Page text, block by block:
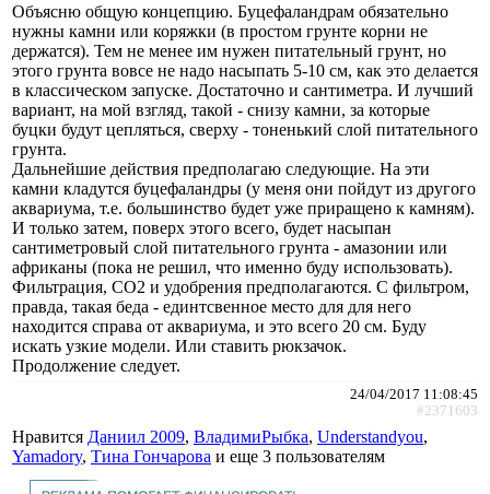
Объясню общую концепцию. Буцефаландрам обязательно
нужны камни или коряжки (в простом грунте корни не
держатся). Тем не менее им нужен питательный грунт, но
этого грунта вовсе не надо насыпать 5-10 см, как это делается
в классическом запуске. Достаточно и сантиметра. И лучший
вариант, на мой взгляд, такой - снизу камни, за которые
буцки будут цепляться, сверху - тоненький слой питательного
грунта.
Дальнейшие действия предполагаю следующие. На эти
камни кладутся буцефаландры (у меня они пойдут из другого
аквариума, т.е. большинство будет уже приращено к камням).
И только затем, поверх этого всего, будет насыпан
сантиметровый слой питательного грунта - амазонии или
африканы (пока не решил, что именно буду использовать).
Фильтрация, СО2 и удобрения предполагаются. С фильтром,
правда, такая беда - единтсвенное место для для него
находится справа от аквариума, и это всего 20 см. Буду
искать узкие модели. Или ставить рюкзачок.
Продолжение следует.
24/04/2017 11:08:45
#2371603
Нравится Даниил 2009, ВладимиРыбка, Understandyou,
Yamadory, Тина Гончарова и еще 3 пользователям